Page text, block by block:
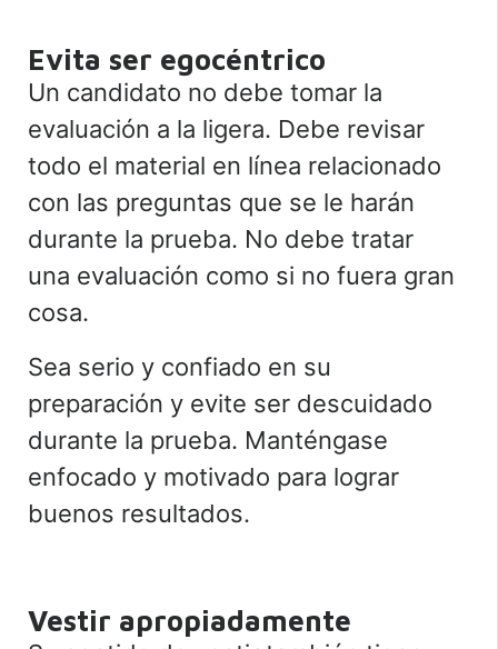
Evita ser egocéntrico
Un candidato no debe tomar la
evaluación a la ligera. Debe revisar
todo el material en línea relacionado
con las preguntas que se le harán
durante la prueba. No debe tratar
una evaluación como si no fuera gran
cosa.
Sea serio y confiado en su
preparación y evite ser descuidado
durante la prueba. Manténgase
enfocado y motivado para lograr
buenos resultados.
Vestir apropiadamente